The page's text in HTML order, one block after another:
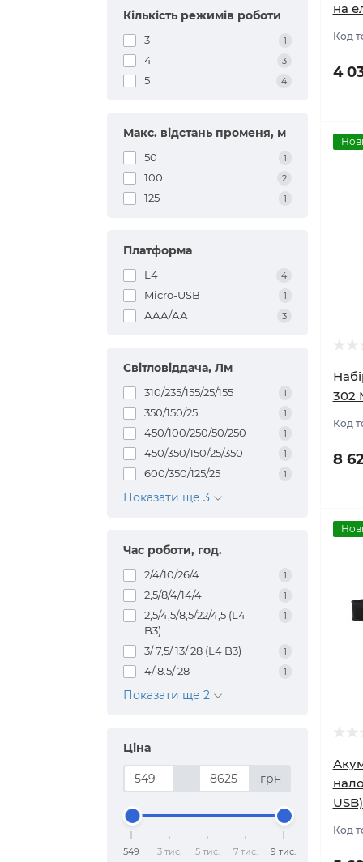
Кількість режимів роботи
3 1
4 3
5 4
Макс. відстань променя, м
50 1
100 2
125 1
Платформа
L4 4
Micro-USB 1
ААА/АА 3
Світловіддача, Лм
310/235/155/25/155 1
350/150/25 1
450/100/250/50/250 1
450/350/150/25/350 1
600/350/125/25 1
Показати ще 3
Час роботи, год.
2/4/10/26/4 1
2,5/8/4/14/4 1
2,5/4,5/8,5/22/4,5 (L4
B3)
1
3/ 7,5/ 13/ 28 (L4 B3) 1
4/ 8.5/ 28 1
Показати ще 2
Ціна
- грн
549 3 тис. 5 тис. 7 тис. 9 тис.
на
Код
4
302
Код
8
Код